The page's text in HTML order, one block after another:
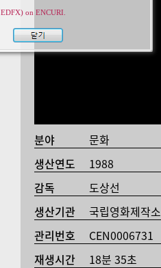
on ENCURI.
분야
문화
생산연도
1988
감독
도상선
생산기관
국립영화제작소
관리번호
CEN0006731
재생시간
18분 35초